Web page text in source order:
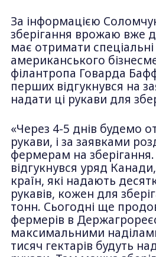
За інформацією
зберігання врожаю вже
має отримати спеціальні
американського
філантропа Говарда
перших відгукнувся на
надати ці рукави для
«Через 4-5 днів будемо
рукави, і за заявками
фермерам на
відгукнувся уряд
країн, які надають
рукавів, кожен для
тонн. Сьогодні ще
фермерів в
максимальними
тисяч гектарів будуть